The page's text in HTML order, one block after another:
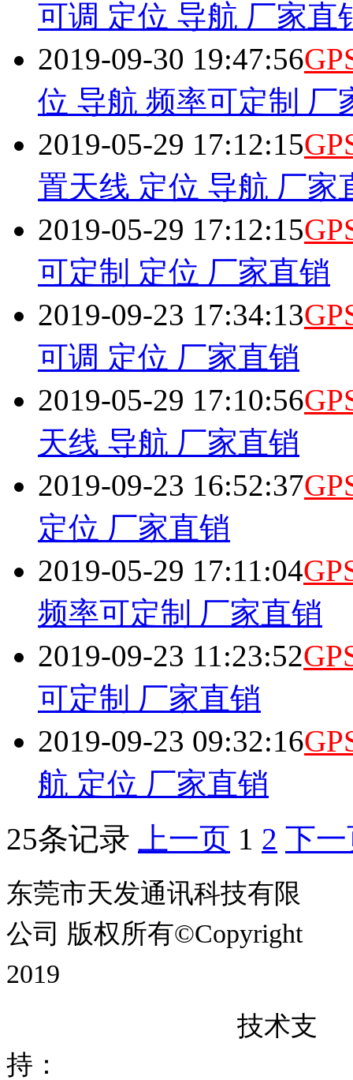
可调 定位 导航 厂家直
2019-09-30 19:47:56
位 导航 频率可定制 厂
2019-05-29 17:12:15
置天线 定位 导航 厂家
2019-05-29 17:12:15
可定制 定位 厂家直销
2019-09-23 17:34:13
可调 定位 厂家直销
2019-05-29 17:10:56
天线 导航 厂家直销
2019-09-23 16:52:37
定位 厂家直销
2019-05-29 17:11:04
频率可定制 厂家直销
2019-09-23 11:23:52
可定制 厂家直销
2019-09-23 09:32:16
航 定位 厂家直销
25条记录
上一页 1 2 下
东莞市天发通讯科技有限
公司 版权所有©Copyright
2019
技术支
持：